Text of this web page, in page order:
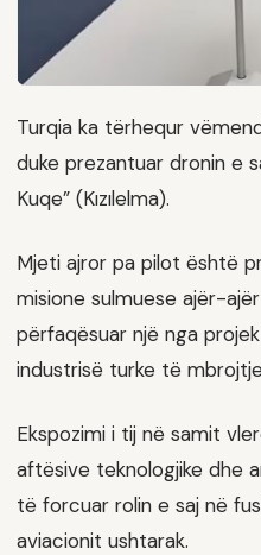
Turqia ka tërhequr
duke prezantuar dronin e
Kuqe” (Kızılelma).
Mjeti ajror pa pilot është
misione sulmuese ajër-
përfaqësuar një nga
industrisë turke të
Ekspozimi i tij në samit
aftësive teknologjike dhe
të forcuar rolin e saj në
aviacionit ushtarak.